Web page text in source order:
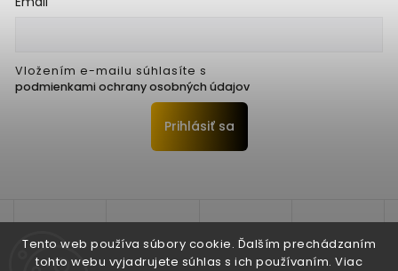
Tento web používa súbory cookie. Ďalším prechádzaním
tohto webu vyjadrujete súhlas s ich používaním. Viac
Vložením e-mailu súhlasíte s
podmienkami ochrany osobných údajov
Prihlásiť sa